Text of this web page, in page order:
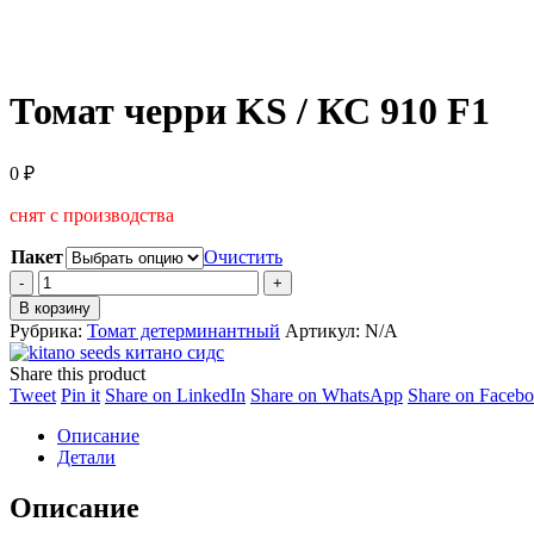
Томат черри KS / КС 910 F1
0 ₽
снят с производства
Пакет
Очистить
Томат
черри
KS
/
КС
910
F1
quantity
В корзину
Рубрика: Томат детерминантный Артикул: N/A
Share this product
TweetShare
Twitter
Pin itShare
Pinterest
Share on LinkedIn Share
Share on WhatsAppShare
Share on
Описание
Детали
Описание